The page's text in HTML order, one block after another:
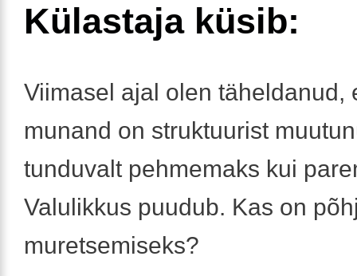
Külastaja küsib:
Viimasel ajal olen täheldanud,
munand on struktuurist
tunduvalt pehmemaks kui
Valulikkus puudub. Kas on
muretsemiseks?